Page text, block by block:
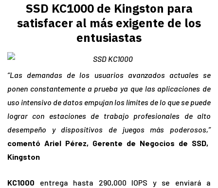
SSD KC1000 de Kingston para
satisfacer al más exigente de los
entusiastas
“Las demandas de los usuarios avanzados actuales se
ponen constantemente a prueba ya que las aplicaciones de
uso intensivo de datos empujan los límites de lo que se puede
lograr con estaciones de trabajo profesionales de alto
desempeño y dispositivos de juegos más poderosos,”
comentó Ariel Pérez, Gerente de Negocios de SSD,
Kingston
KC1000 entrega hasta 290,000 IOPS y se enviará a